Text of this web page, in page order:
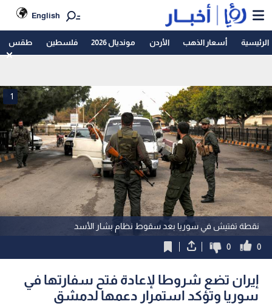
English
الرئيسية أسعار الذهب الأردن مونديال 2026 فلسطين طقس
نقطة تفتيش في سوريا بعد سقوط نظام بشار الأسد
1
0
0
إيران تضع شروطا لإعادة فتح سفارتها في
سوريا وتؤكد استمرار دعمها لدمشق